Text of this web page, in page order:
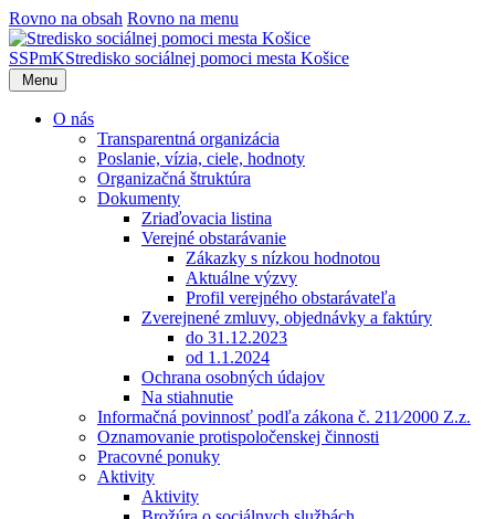
Rovno na obsah Rovno na menu
SSPmKStredisko sociálnej pomoci mesta Košice
Menu
O nás
Transparentná organizácia
Poslanie, vízia, ciele, hodnoty
Organizačná štruktúra
Dokumenty
Zriaďovacia listina
Verejné obstarávanie
Zákazky s nízkou hodnotou
Aktuálne výzvy
Profil verejného obstarávateľa
Zverejnené zmluvy, objednávky a faktúry
do 31.12.2023
od 1.1.2024
Ochrana osobných údajov
Na stiahnutie
Informačná povinnosť podľa zákona č. 211⁄2000 Z.z.
Oznamovanie protispoločenskej činnosti
Pracovné ponuky
Aktivity
Aktivity